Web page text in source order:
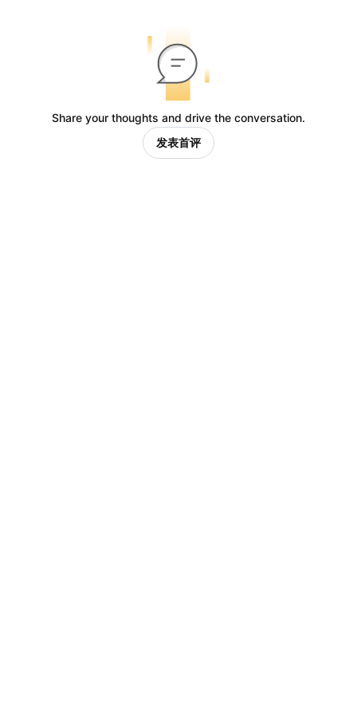
Share your thoughts and drive the conversation.
发表首评